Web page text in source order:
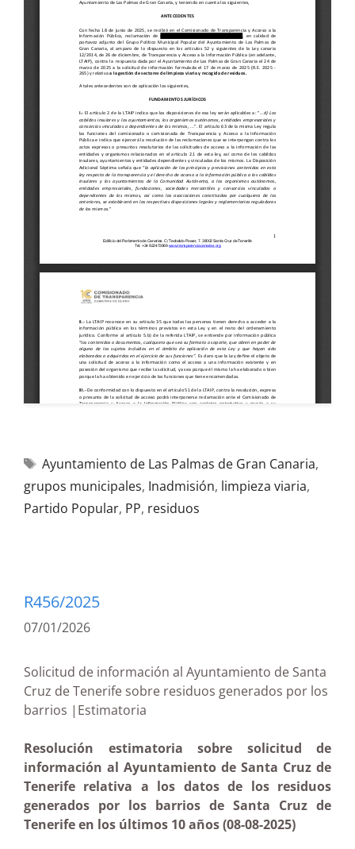
Ayuntamiento de Las Palmas de Gran Canaria,
grupos municipales, Inadmisión, limpieza viaria,
Partido Popular, PP, residuos
R456/2025
07/01/2026
Solicitud de información al Ayuntamiento de Santa
Cruz de Tenerife sobre residuos generados por los
barrios |Estimatoria
Resolución estimatoria sobre solicitud de
información al Ayuntamiento de Santa Cruz de
Tenerife relativa a los datos de los residuos
generados por los barrios de Santa Cruz de
Tenerife en los últimos 10 años (08-08-2025)